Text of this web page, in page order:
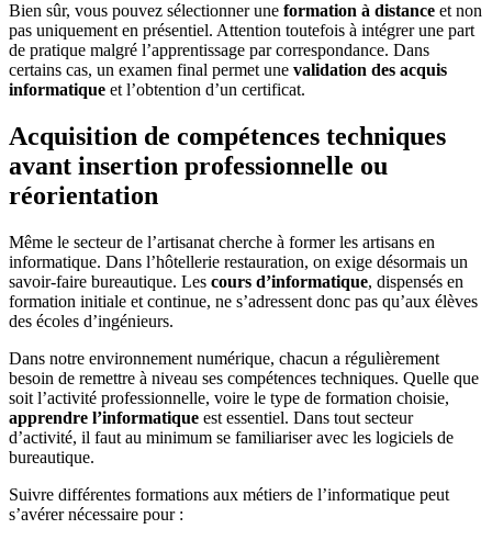
Bien sûr, vous pouvez sélectionner une formation à distance et non
pas uniquement en présentiel. Attention toutefois à intégrer une part
de pratique malgré l’apprentissage par correspondance. Dans
certains cas, un examen final permet une validation des acquis
informatique et l’obtention d’un certificat.
Acquisition de compétences techniques
avant insertion professionnelle ou
réorientation
Même le secteur de l’artisanat cherche à former les artisans en
informatique. Dans l’hôtellerie restauration, on exige désormais un
savoir-faire bureautique. Les cours d’informatique, dispensés en
formation initiale et continue, ne s’adressent donc pas qu’aux élèves
des écoles d’ingénieurs.
Dans notre environnement numérique, chacun a régulièrement
besoin de remettre à niveau ses compétences techniques. Quelle que
soit l’activité professionnelle, voire le type de formation choisie,
apprendre l’informatique est essentiel. Dans tout secteur
d’activité, il faut au minimum se familiariser avec les logiciels de
bureautique.
Suivre différentes formations aux métiers de l’informatique peut
s’avérer nécessaire pour :